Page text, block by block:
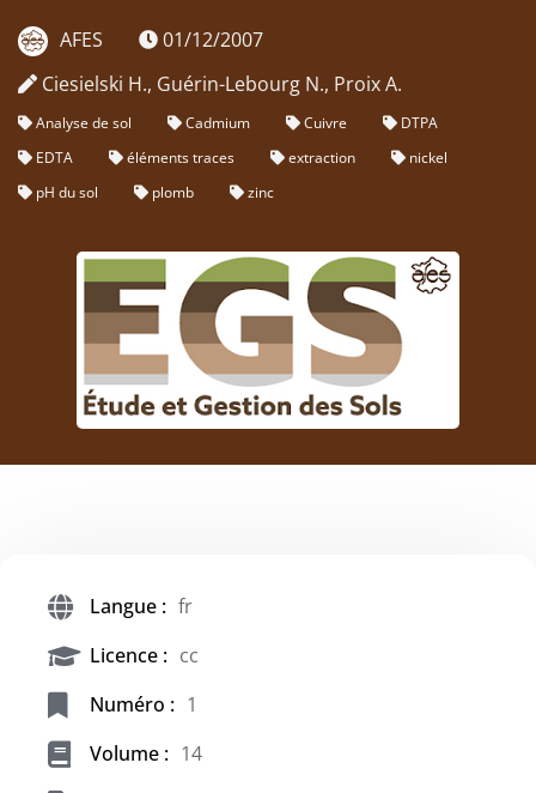
AFES
01/12/2007
Ciesielski H., Guérin-Lebourg N., Proix A.
Analyse de sol Cadmium Cuivre
DTPA
EDTA
éléments traces extraction
nickel
pH du sol
plomb zinc
Langue : fr
Licence : cc
Numéro : 1
Volume : 14